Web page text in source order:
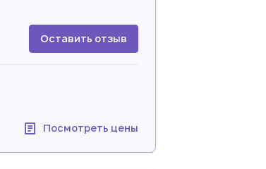
Оставить отзыв
Посмотреть цены